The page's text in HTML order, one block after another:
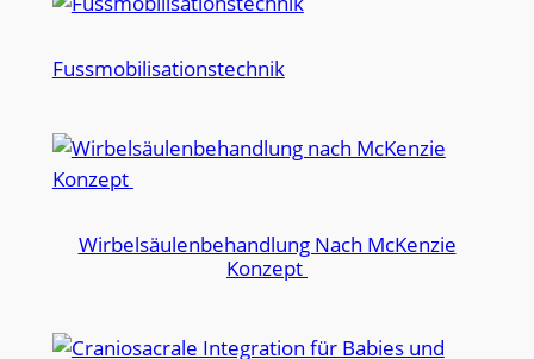
Fussmobilisationstechnik
Wirbelsäulenbehandlung Nach McKenzie
Konzept